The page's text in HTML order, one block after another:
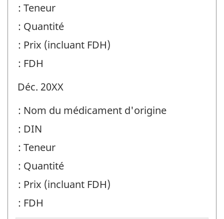
: Teneur
: Quantité
: Prix (incluant FDH)
: FDH
Déc. 20XX
: Nom du médicament d'origine
: DIN
: Teneur
: Quantité
: Prix (incluant FDH)
: FDH